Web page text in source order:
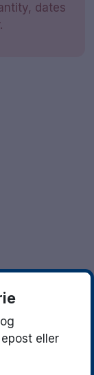
dates
eller
Vouchers